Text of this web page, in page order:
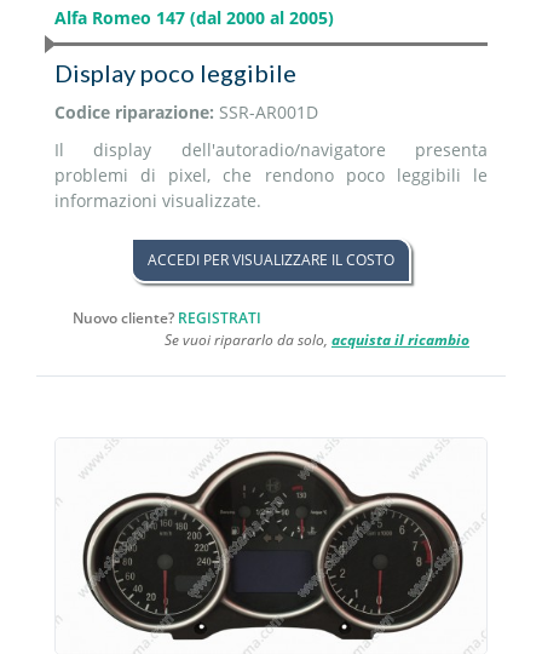
Porsche
Renault
Saab
Seat
Smart
Volkswagen
Volvo
Altro
Alfa Romeo 147 (dal 2000 al 2005)
Display poco leggibile
Codice riparazione: SSR-AR001D
Il display dell'autoradio/navigatore presenta
problemi di pixel, che rendono poco leggibili le
informazioni visualizzate.
ACCEDI PER VISUALIZZARE IL COSTO
Nuovo cliente? REGISTRATI
Se vuoi ripararlo da solo, acquista il ricambio